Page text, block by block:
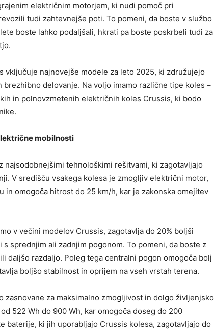
električnim motorjem, ki nudi pomoč pri
tudi zahtevnejše poti. To pomeni, da boste v službo
boste lahko podaljšali, hkrati pa boste poskrbeli tudi za
vključuje najnovejše modele za leto 2025, ki združujejo
delovanje. Na voljo imamo različne tipe koles –
in polnovzmetenih električnih koles Crussis, ki bodo
mobilnosti
najsodobnejšimi tehnološkimi rešitvami, ki zagotavljajo
V središču vsakega kolesa je zmogljiv električni motor,
in omogoča hitrost do 25 km/h, kar je zakonska omejitev
v večini modelov Crussis, zagotavlja do 20% boljši
sprednjim ali zadnjim pogonom. To pomeni, da boste z
daljšo razdaljo. Poleg tega centralni pogon omogoča bolj
boljšo stabilnost in oprijem na vseh vrstah terena.
za maksimalno zmogljivost in dolgo življenjsko
522 Wh do 900 Wh, kar omogoča doseg do 200
baterije, ki jih uporabljajo Crussis kolesa, zagotavljajo do